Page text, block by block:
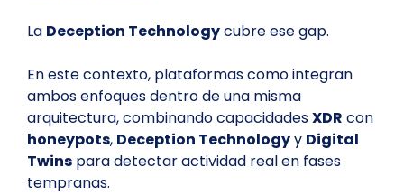
La Deception Technologycubre ese gap.
En este contexto, plataformas como integran
ambos enfoques dentro de una misma
arquitectura, combinando capacidadesXDR con
honeypots, Deception Technologyy Digital
Twins para detectar actividad real en fases
tempranas.